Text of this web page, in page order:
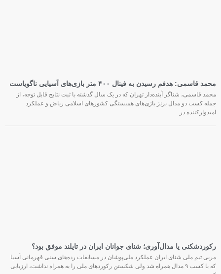
محمد قاسمی: هدفم رسیدن به فینال ۴۰۰ متر بازی‌های آسیایی ناگویاست
محمد قاسمی، شناگر آینده‌دار تهران که در یک سال گذشته با ثبت نتایج قابل توجه، از
جمله کسب دو مدال برنز بازی‌های همبستگی کشورهای اسلامی ریاض و عملکرد
امیدوارکننده در
رکوردشکنی یا مدال‌آوری؛ شنای جوانان ایران در تایلند موفق بود؟
مربی تیم ملی شنای ایران عملکرد ملی‌پوشان در مسابقات رده‌های سنی قهرمانی آسیا
که با کسب ۹ مدال همراه شد ولی شکستن رکوردهای ملی را به همراه نداشت، ارزیابی